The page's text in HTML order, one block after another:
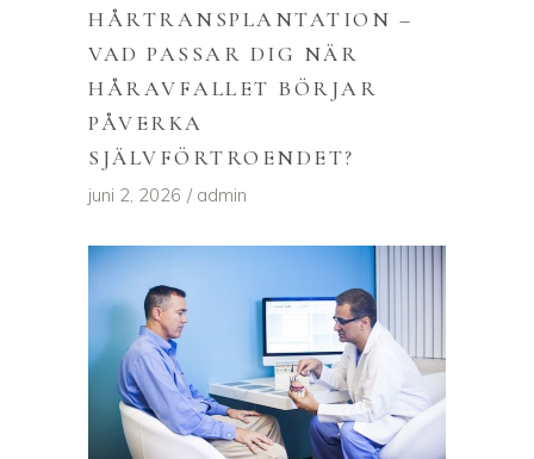
HÅRTRANSPLANTATION –
VAD PASSAR DIG NÄR
HÅRAVFALLET BÖRJAR
PÅVERKA
SJÄLVFÖRTROENDET?
juni 2, 2026 admin